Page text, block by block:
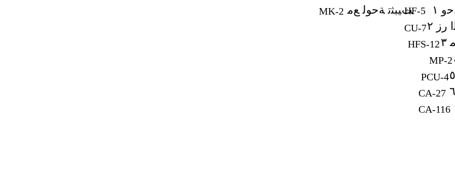
MK-2 ﺖﻴﺒﺜﺗ ﺔﺣﻮﻟ ﻊﻣHF-5 ١
CU-7 ٢
HFS-12
MP-2
PCU-4
CA-27
CA-116